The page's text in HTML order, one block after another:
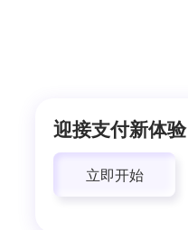
迎接支付新体验
立即开始